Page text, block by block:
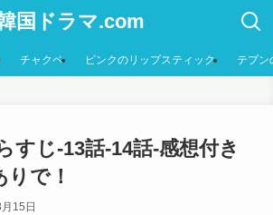
国ドラマ.com
チャクペ ピンクのリップスティック テプン
すじ-13話-14話-感想付き
で！
15日